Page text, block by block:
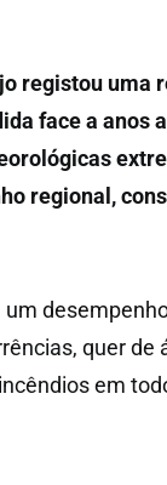
registou uma
face a anos
regional,
um
quer de
em